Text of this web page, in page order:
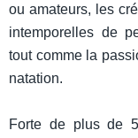
ou amateurs, les
intemporelles de
tout comme la
natation.
Forte de plus de